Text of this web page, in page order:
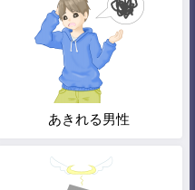
あきれる男性